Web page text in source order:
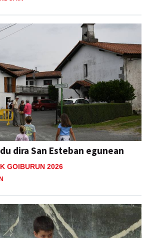
dira San Esteban egunean
GOIBURUN 2026